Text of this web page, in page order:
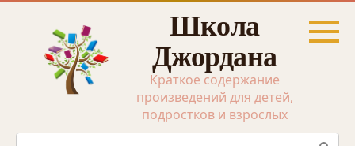
Перейти
Школа
Джордана
Краткое содержание
произведений для детей,
подростков и взрослых
Поиск: